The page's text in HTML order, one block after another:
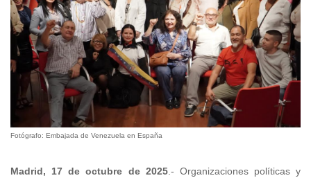
Fotógrafo: Embajada de Venezuela en España
Madrid, 17 de octubre de 2025.- Organizaciones políticas y